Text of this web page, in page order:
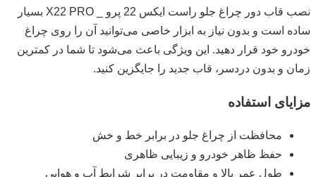
نصب قاب دور چراغ جلو راست ایکس 22 پرو _ X22 PRO بسیار
ساده است و بدون نیاز به ابزار خاصی می‌توانید آن را روی چراغ
خودرو خود قرار دهید. این ویژگی باعث می‌شود تا شما در کمترین
زمان و بدون دردسر، قاب جدید را جایگزین کنید.
مزایای استفاده
محافظت از چراغ جلو در برابر خط و خش
حفظ ظاهر خودرو و زیبایی ظاهری
طول عمر بالا و مقاومت در برابر شرایط آب و هوایی